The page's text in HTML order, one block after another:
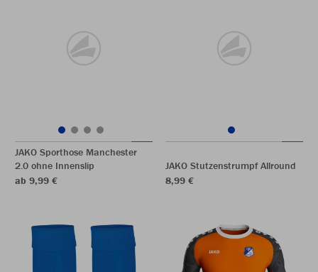
JAKO Sporthose Manchester
2.0 ohne Innenslip
ab 9,99 €
JAKO Stutzenstrumpf Allround
8,99 €